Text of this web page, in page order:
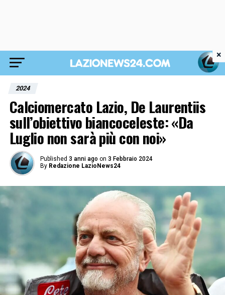
2024
Calciomercato Lazio, De Laurentiis
sull’obiettivo biancoceleste: «Da
Luglio non sarà più con noi»
Published 3 anni ago on 3 Febbraio 2024
By Redazione LazioNews24
×